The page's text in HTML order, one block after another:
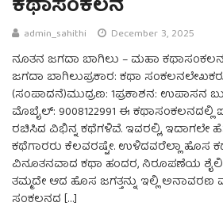
ಕಥಾಸಂಕಲನ
admin_sahithi December 3, 2025
ನೂತನ ಜಗದಾ ಬಾಗಿಲು – ಮಹಾ ಕಥಾಸಂಕಲನ
ಜಗದಾ ಬಾಗಿಲುಪ್ರಕಾರ: ಕಥಾ
(ಸಂಪಾದನೆ)ಮುದ್ರಣ: 1ಪ್ರಕಾಶನ: ಉಪಾಸನ
ಮೊಬೈಲ್: 9008122991 ಈ ಕಥಾಸಂಕಲನದಲ್ಲಿ
ರಚಿಸಿದ ವಿಭಿನ್ನ ಕಥೆಗಳಿವೆ. ಇವರಲ್ಲಿ, ಇದಾಗಲೇ
ಕಥೆಗಾರರು ಕೆಲವರಷ್ಟೇ. ಉಳಿದವರೆಲ್ಲಾ ಹೊಸ
ವಿನೂತನವಾದ ಕಥಾ ಹಂದರ, ನಿರೂಪಣೆಯ
ತಮ್ಮದೇ ಆದ ಹೊಸ ಜಗತ್ತನ್ನು ಇಲ್ಲಿ ಅನಾವರಣ
ಸಂಕಲನದ […]